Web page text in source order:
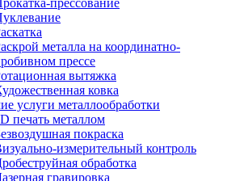
прессование
металла на координатно-
прессе
вытяжка
ковка
услуги металлообработки
печать металлом
покраска
измерительный контроль
обработка
гравировка